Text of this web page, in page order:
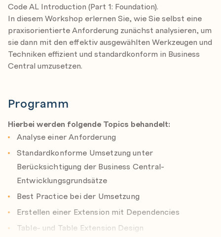
Code AL Introduction (Part 1: Foundation).
In diesem Workshop erlernen Sie, wie Sie selbst eine
praxisorientierte Anforderung zunächst analysieren, um
sie dann mit den effektiv ausgewählten Werkzeugen und
Techniken effizient und standardkonform in Business
Central umzusetzen.
Programm
Hierbei werden folgende Topics behandelt:
Analyse einer Anforderung
Standardkonforme Umsetzung unter
Berücksichtigung der Business Central-
Entwicklungsgrundsätze
Best Practice bei der Umsetzung
Erstellen einer Extension mit Dependencies
Table- und Table Extension Design